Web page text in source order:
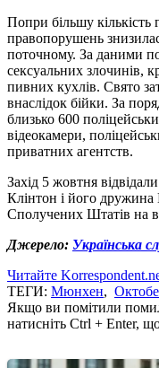
Попри більшу кількість
правопорушень
поточному. За даними
сексуальних злочинів,
пивних кухлів. Свято
внаслідок бійки. За
близько 600
відеокамери,
приватних агентств.
Захід 5 жовтня
Клінтон і його дружина
Сполучених Штатів на
Джерело: Українська
Читайте
ТЕГИ: Мюнхен,
Якщо ви помітили
натисніть Ctrl + Enter,